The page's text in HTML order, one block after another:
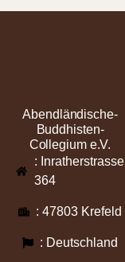
Abendländische-
Buddhisten-
Collegium e.V.
: Inratherstrasse
364
: 47803 Krefeld
: Deutschland